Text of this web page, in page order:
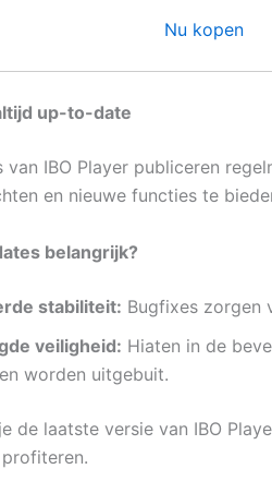
Nu kopen
up-to-date
van IBO Player publiceren
en nieuwe functies te
belangrijk?
stabiliteit: Bugfixes zorgen
veiligheid: Hiaten in de
worden uitgebuit.
de laatste versie van IBO